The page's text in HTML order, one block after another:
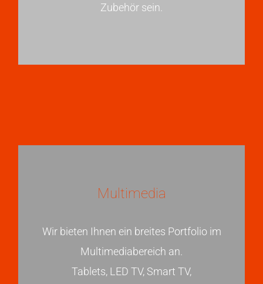
Zubehör sein.
Multimedia
Wir bieten Ihnen ein breites Portfolio im
Multimediabereich an.
Tablets, LED TV, Smart TV,